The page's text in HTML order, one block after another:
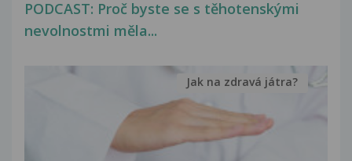
PODCAST: Proč byste se s těhotenskými
nevolnostmi měla...
Jak na zdravá játra?